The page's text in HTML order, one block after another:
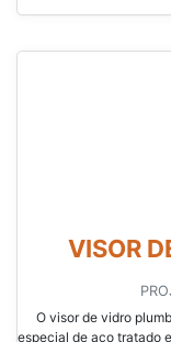
VISOR
O visor de vidro
especial de aço tratado